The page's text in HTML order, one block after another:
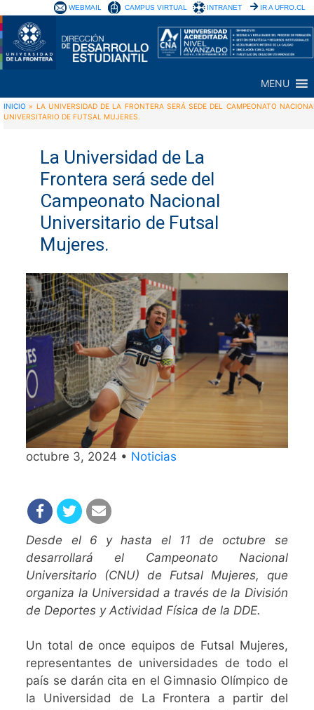
WEBMAIL CAMPUS VIRTUAL INTRANET IR A UFRO.CL
MENU
INICIO » LA UNIVERSIDAD DE LA FRONTERA SERÁ SEDE DEL CAMPEONATO
UNIVERSITARIO DE FUTSAL MUJERES.
La Universidad de La
Frontera será sede del
Campeonato Nacional
Universitario de Futsal
Mujeres.
octubre 3, 2024 • Noticias
Desde el 6 y hasta el 11 de octubre se
desarrollará el Campeonato Nacional
Universitario (CNU) de Futsal Mujeres, que
organiza la Universidad a través de la División
de Deportes y Actividad Física de la DDE.
Un total de once equipos de Futsal Mujeres,
representantes de universidades de todo el
país se darán cita en el Gimnasio Olímpico de
la Universidad de La Frontera a partir del